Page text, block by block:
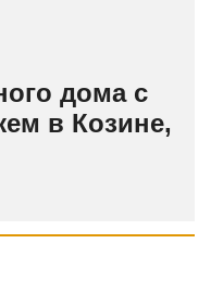
дома с
в Козине,